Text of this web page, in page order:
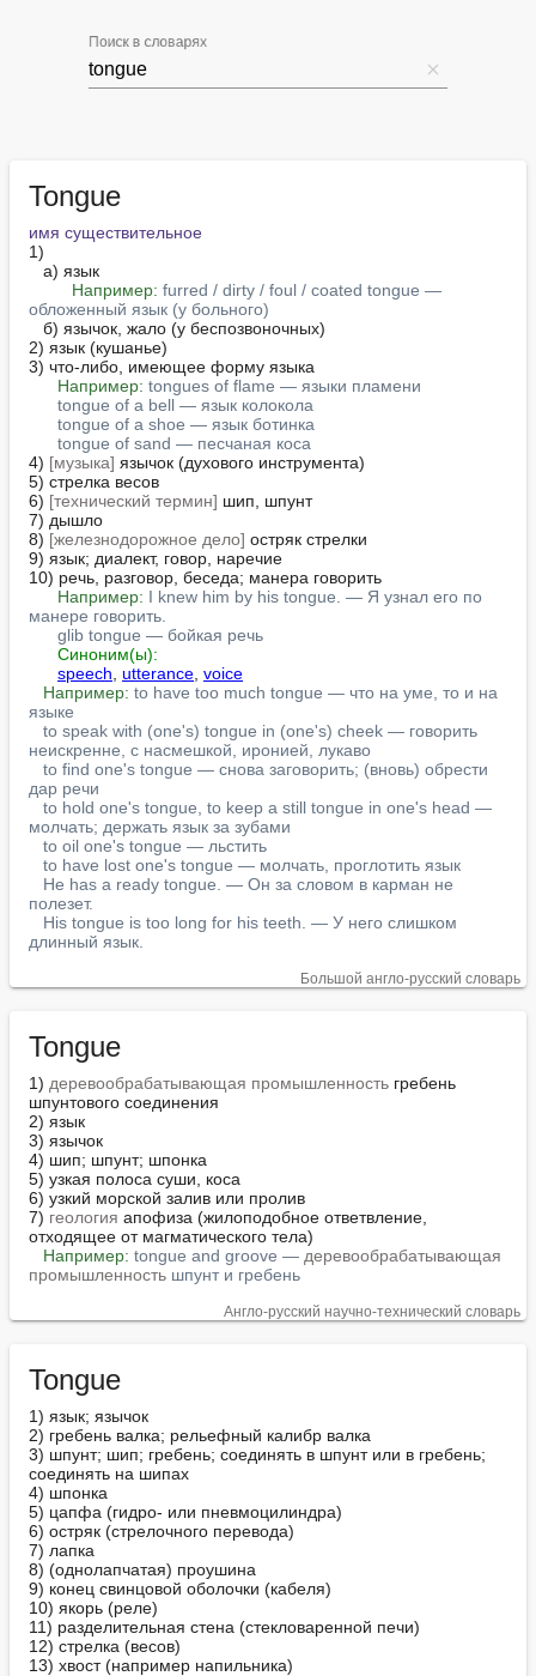
Поиск в словарях
Tongue
имя существительное
1)
Например: furred / dirty / foul / coated tongue —
обложенный язык (у больного)
2) язык (кушанье)
3) что-либо, имеющее форму языка
Например: tongues of flame — языки пламени
tongue of a bell — язык колокола
tongue of a shoe — язык ботинка
tongue of sand — песчаная коса
4) [музыка] язычок (духового инструмента)
5) стрелка весов
6) [технический термин] шип, шпунт
7) дышло
8) [железнодорожное дело] остряк стрелки
9) язык; диалект, говор, наречие
10) речь, разговор, беседа; манера говорить
Например: I knew him by his tongue. — Я узнал его по
манере говорить.
glib tongue — бойкая речь
Синоним(ы):
speech utterance voice
Например: to have too much tongue — что на уме, то и на
языке
to speak with (one's) tongue in (one's) cheek — говорить
неискренне, с насмешкой, иронией, лукаво
to find one's tongue — снова заговорить; (вновь) обрести
дар речи
to hold one's tongue, to keep a still tongue in one's head —
молчать; держать язык за зубами
to oil one's tongue — льстить
to have lost one's tongue — молчать, проглотить язык
He has a ready tongue. — Он за словом в карман не
полезет.
His tongue is too long for his teeth. — У него слишком
длинный язык.
Большой англо-русский словарь
Tongue
1) деревообрабатывающая промышленность гребень
шпунтового соединения
2) язык
3) язычок
4) шип; шпунт; шпонка
5) узкая полоса суши, коса
6) узкий морской залив или пролив
7) геология апофиза (жилоподобное ответвление,
отходящее от магматического тела)
Например: tongue and groove — деревообрабатывающая
промышленность шпунт и гребень
Англо-русский научно-технический словарь
Tongue
1) язык; язычок
2) гребень валка; рельефный калибр валка
3) шпунт; шип; гребень; соединять в шпунт или в гребень;
соединять на шипах
4) шпонка
5) цапфа (гидро- или пневмоцилиндра)
6) остряк (стрелочного перевода)
7) лапка
8) (однолапчатая) проушина
9) конец свинцовой оболочки (кабеля)
10) якорь (реле)
11) разделительная стена (стекловаренной печи)
12) стрелка (весов)
13) хвост (например напильника)